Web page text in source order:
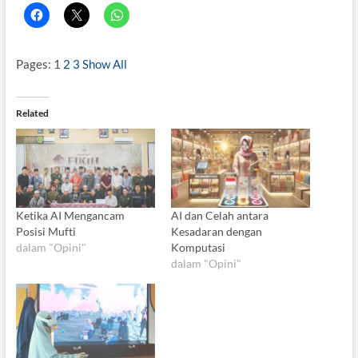
Pages: 1 2 3 Show All
Related
Ketika AI Mengancam
Posisi Mufti
dalam "Opini"
AI dan Celah antara
Kesadaran dengan
Komputasi
dalam "Opini"